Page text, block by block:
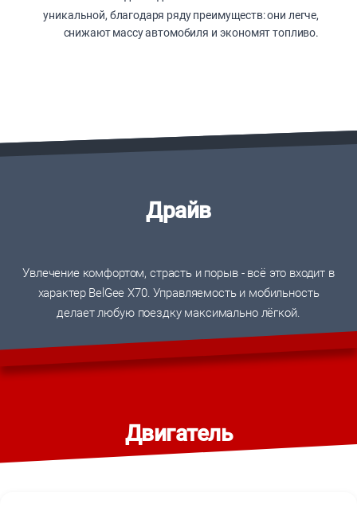
уникальной, благодаря ряду преимуществ: они легче,
снижают массу автомобиля и экономят топливо.
Драйв
Увлечение комфортом, страсть и порыв - всё это входит в
характер BelGee X70. Управляемость и мобильность
делает любую поездку максимально лёгкой.
Двигатель